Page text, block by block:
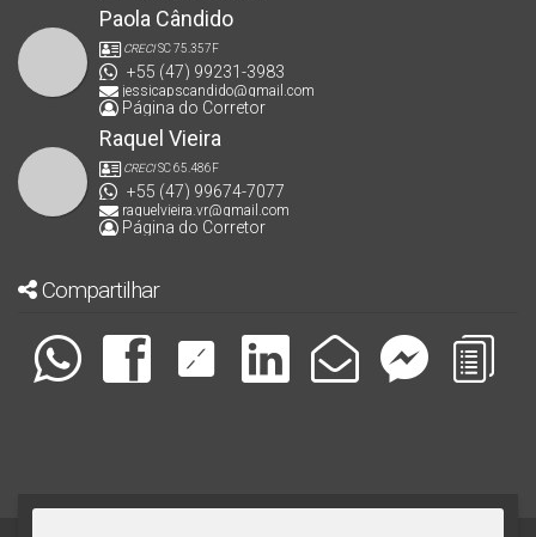
Paola Cândido
CRECISC 75.357F
+55 (47) 99231-3983
jessicapscandido@gmail.com
Página do Corretor
Raquel Vieira
CRECISC 65.486F
+55 (47) 99674-7077
raquelvieira.vr@gmail.com
Página do Corretor
Compartilhar